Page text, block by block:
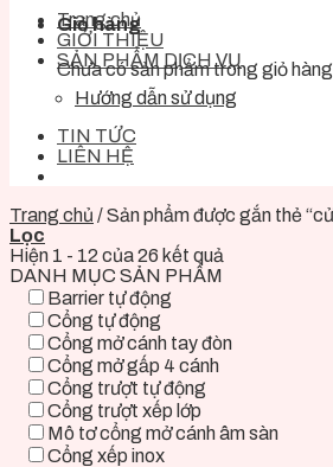
Giỏ hàng
Chưa có sản phẩm trong giỏ
Trang chủ
GIỚI THIỆU
SẢN PHẨM DỊCH VỤ
Hướng dẫn sử dụng
TIN TỨC
LIÊN HỆ
Trang chủ /Sản phẩm được gắn thẻ
Lọc
Hiện 1 - 12 của 26 kết quả
DANH MỤC SẢN PHẨM
Barrier tự động
Cổng tự động
Cổng mở cánh tay đòn
Cổng mở gấp 4 cánh
Cổng trượt tự động
Cổng trượt xếp lớp
Mô tơ cổng mở cánh âm sàn
Cổng xếp inox